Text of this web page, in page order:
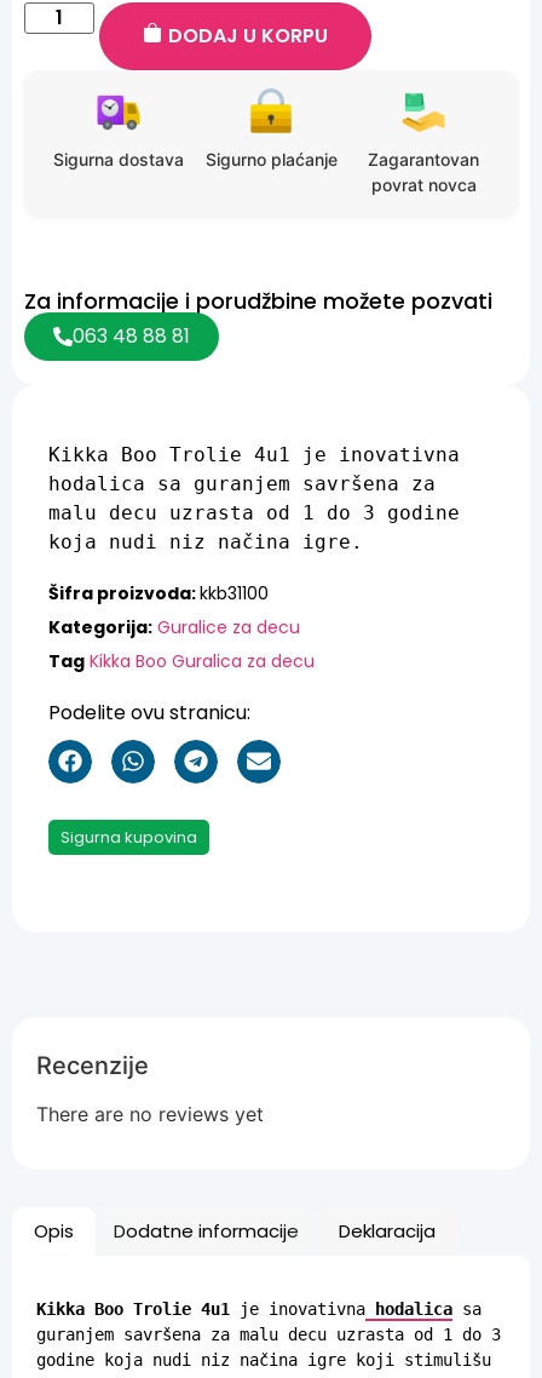
Kikka Boo Trolie 4u1 je inovativna
hodalica sa guranjem savršena za
malu decu uzrasta od 1 do 3 godine
koja nudi niz načina igre.
Šifra proizvoda:kkb31100
Kategorija: Guralice za decu
Tag Kikka Boo Guralica za decu
Podelite ovu stranicu:
Sigurna kupovina
DODAJ U KORPU
Sigurna dostava Sigurno plaćanje
Zagarantovan
povrat novca
Za informacije i porudžbine možete pozvati
063 48 88 81
Opis Dodatne informacije Deklaracija
Kikka Boo Trolie 4u1 je inovativna hodalica sa
guranjem savršena za malu decu uzrasta od 1 do 3
godine koja nudi niz načina igre koji stimulišu
Recenzije
There are no reviews yet